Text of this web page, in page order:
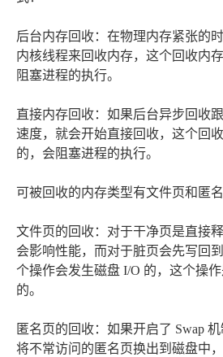
后台内存回收：在物理内存紧张的
内核线程来回收内存，这个回收内
阻塞进程的执行。
直接内存回收：如果后台异步回收
速度，就会开始直接回收，这个回
的，会阻塞进程的执行。
可被回收的内存类型有文件页和匿名
文件页的回收：对于干净页是直接
会影响性能，而对于脏页会先写回
个操作会发生磁盘 I/O 的，这个操
的。
匿名页的回收：如果开启了 Swap
将不常访问的匿名页换出到磁盘中